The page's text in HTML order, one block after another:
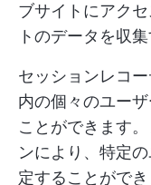
ブサイトにアク
トのデータを収
セッションレコ
内の個々のユー
ことができます
ンにより、特定
定することができ